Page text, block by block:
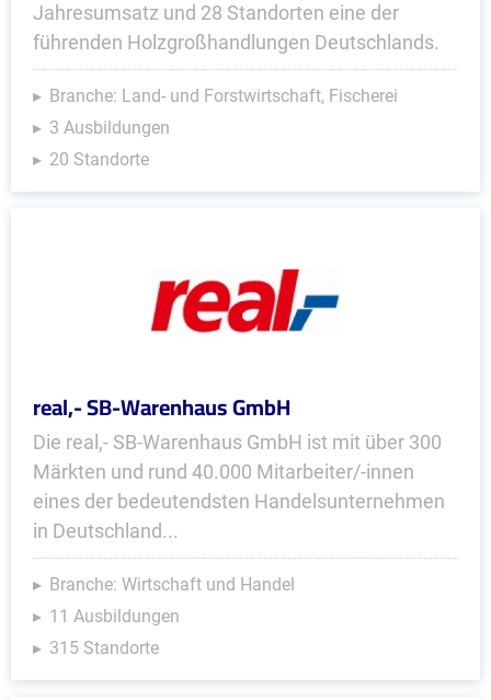
Jahresumsatz und 28 Standorten eine der
führenden Holzgroßhandlungen Deutschlands.
Branche: Land- und Forstwirtschaft, Fischerei
3 Ausbildungen
20 Standorte
real,- SB-Warenhaus GmbH
Die real,- SB-Warenhaus GmbH ist mit über 300
Märkten und rund 40.000 Mitarbeiter/-innen
eines der bedeutendsten Handelsunternehmen
in Deutschland...
Branche: Wirtschaft und Handel
11 Ausbildungen
315 Standorte